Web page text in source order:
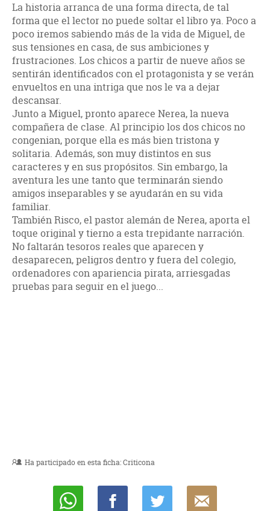
La historia arranca de una forma directa, de tal
forma que el lector no puede soltar el libro ya. Poco a
poco iremos sabiendo más de la vida de Miguel, de
sus tensiones en casa, de sus ambiciones y
frustraciones. Los chicos a partir de nueve años se
sentirán identificados con el protagonista y se verán
envueltos en una intriga que nos le va a dejar
descansar.
Junto a Miguel, pronto aparece Nerea, la nueva
compañera de clase. Al principio los dos chicos no
congenian, porque ella es más bien tristona y
solitaria. Además, son muy distintos en sus
caracteres y en sus propósitos. Sin embargo, la
aventura les une tanto que terminarán siendo
amigos inseparables y se ayudarán en su vida
familiar.
También Risco, el pastor alemán de Nerea, aporta el
toque original y tierno a esta trepidante narración.
No faltarán tesoros reales que aparecen y
desaparecen, peligros dentro y fuera del colegio,
ordenadores con apariencia pirata, arriesgadas
pruebas para seguir en el juego...
Ha participado en esta ficha:Criticona